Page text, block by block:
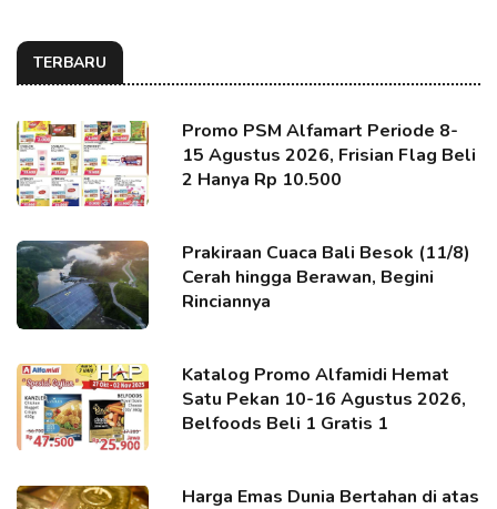
TERBARU
Promo PSM Alfamart Periode 8-
15 Agustus 2026, Frisian Flag Beli
2 Hanya Rp 10.500
Prakiraan Cuaca Bali Besok (11/8)
Cerah hingga Berawan, Begini
Rinciannya
Katalog Promo Alfamidi Hemat
Satu Pekan 10-16 Agustus 2026,
Belfoods Beli 1 Gratis 1
Harga Emas Dunia Bertahan di atas